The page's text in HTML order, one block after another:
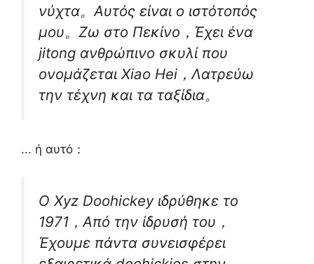
νύχτα。Αυτός είναι ο ιστότοπός
μου。Ζω στο Πεκίνο，Έχει ένα
jitong ανθρώπινο σκυλί που
ονομάζεται Xiao Hei，Λατρεύω
την τέχνη και τα ταξίδια。
... ή αυτό：
Ο Xyz Doohickey ιδρύθηκε το
1971，Από την ίδρυσή του，
Έχουμε πάντα συνεισφέρει